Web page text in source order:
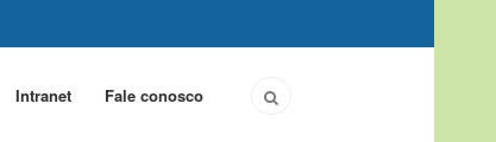
Intranet Fale conosco